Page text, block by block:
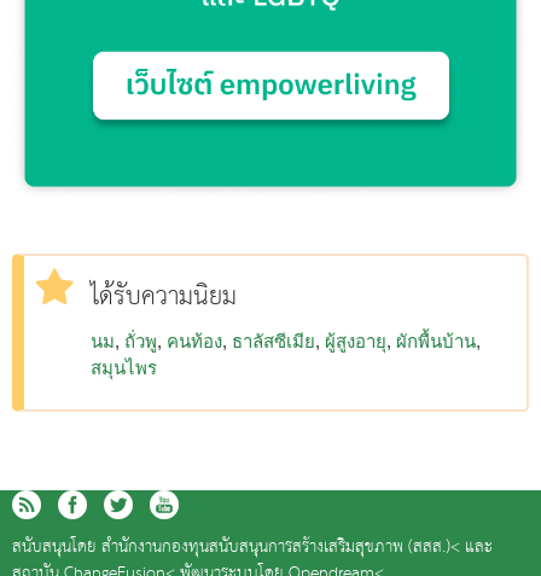
ได้รับความนิยม
นม ถั่วพู คนท้อง ธาลัสซีเมีย ผู้สูงอายุ ผักพื้นบ้าน
สมุนไพร
สนับสนุนโดย สำนักงานกองทุนสนับสนุนการสร้างเสริมสุขภาพ (สสส.)< และ